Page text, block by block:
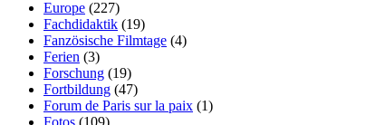
Europe (227)
Fachdidaktik (19)
Fanzösische Filmtage (4)
Ferien (3)
Forschung (19)
Fortbildung (47)
Forum de Paris sur la paix (1)